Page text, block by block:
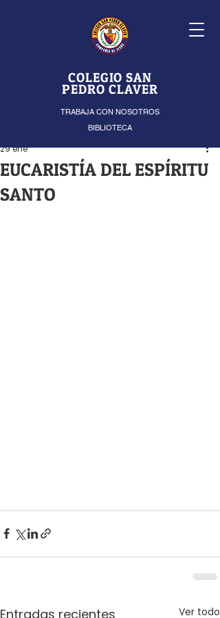
COLEGIO SAN
PEDRO CLAVER
TRABAJA CON NOSOTROS
BIBLIOTECA
EUCARISTÍA DEL ESPÍRITU
SANTO
29 ene
Entradas recientes Ver todo